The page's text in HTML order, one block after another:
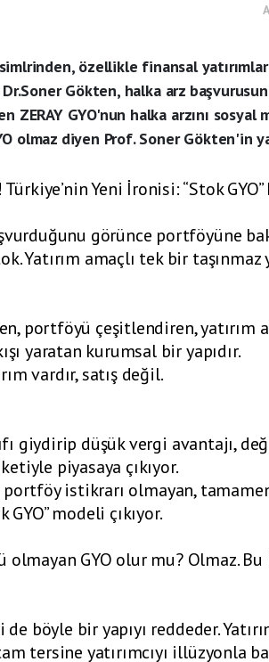
özellikle finansal
Gökten, halka arz
GYO'nun halka arzını sosyal
olmaz diyen Prof. Soner Gökten'in
Yeni İronisi: “Stok
görünce portföyüne
Yatırım amaçlı tek bir taşınmaz
portföyü çeşitlendiren, yatırım
yaratan kurumsal bir yapıdır.
vardır, satış değil.
giydirip düşük vergi avantajı,
piyasaya çıkıyor.
istikrarı olmayan,
modeli çıkıyor.
olmayan GYO olur mu? Olmaz.
böyle bir yapıyı reddeder.
tersine yatırımcıyı illüzyonla